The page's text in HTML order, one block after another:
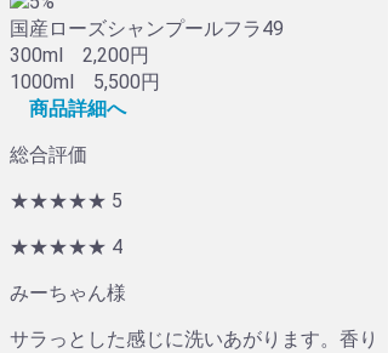
国産ローズシャンプールフラ49
300ml 2,200円
1000ml 5,500円
商品詳細へ
総合評価
★★★★★ 5
★★★★★ 4
みーちゃん様
サラっとした感じに洗いあがります。香り